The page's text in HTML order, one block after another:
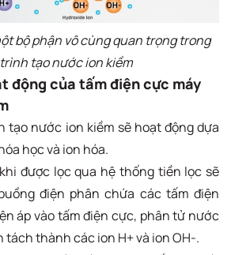
bộ phận vô cùng quan trọng trong
tạo nước ion kiềm
động của tấm điện cực máy
tạo nước ion kiềm sẽ hoạt động dựa
học và ion hóa.
được lọc qua hệ thống tiền lọc sẽ
điện phân chứa các tấm điện
áp vào tấm điện cực, phân tử nước
tách thành các ion H+ và ion OH-.